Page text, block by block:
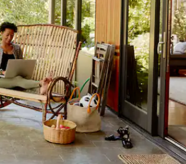
pour les parcourir ou en appuyant et en faisant